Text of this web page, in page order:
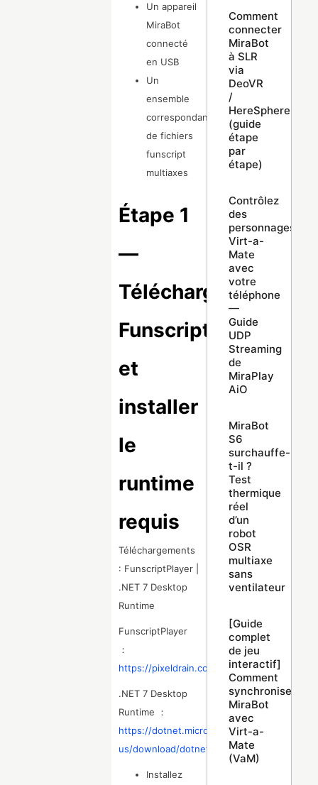
Un appareil
MiraBot
connecté
en USB
Un
ensemble
correspondant
de fichiers
funscript
multiaxes
Étape 1
—
Télécharger
FunscriptPlayer
et
installer
le
runtime
requis
Téléchargements
: FunscriptPlayer |
.NET 7 Desktop
Runtime
FunscriptPlayer
：
https://pixeldrain.com/u/wFZNoq19
.NET 7 Desktop
Runtime ：
https://dotnet.microsoft.com/en-
us/download/dotnet/7.0
Installez
Comment
connecter
MiraBot
à SLR
via
DeoVR
/
HereSphere
(guide
étape
par
étape)
Contrôlez
des
personnages
Virt-a-
Mate
avec
votre
téléphone
—
Guide
UDP
Streaming
de
MiraPlay
AiO
MiraBot
S6
surchauffe-
t-il ?
Test
thermique
réel
d’un
robot
OSR
multiaxe
sans
ventilateur
[Guide
complet
de jeu
interactif]
Comment
synchroniser
MiraBot
avec
Virt-a-
Mate
(VaM)